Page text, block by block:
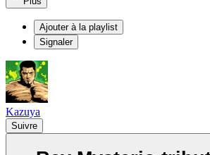
Ajouter à la playlist
Signaler
Kazuya
Suivre